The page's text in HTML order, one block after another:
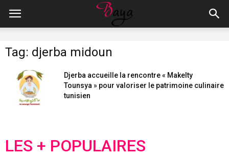
Tag: djerba midoun
Djerba accueille la rencontre « Makelty
Tounsya » pour valoriser le patrimoine culinaire
tunisien
LES + POPULAIRES